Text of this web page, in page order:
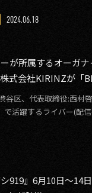
2024.06.18
が所属するオーガ
式会社KIRINZが「
谷区、代表取締役:西村
で活躍するライバー(配
919』6月10日〜14